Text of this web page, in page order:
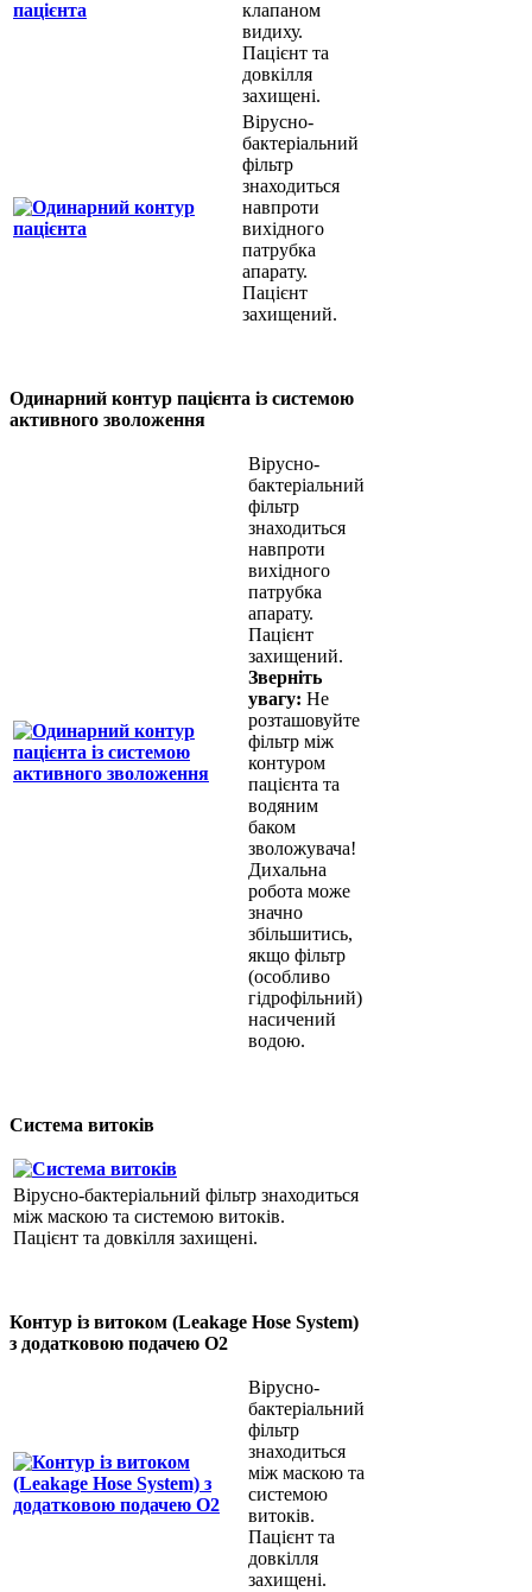
клапаном
видиху.
Пацієнт та
довкілля
захищені.
Вірусно-
бактеріальний
фільтр
знаходиться
навпроти
вихідного
патрубка
апарату.
Пацієнт
захищений.
Одинарний контур пацієнта із системою
активного зволоження
Вірусно-
бактеріальний
фільтр
знаходиться
навпроти
вихідного
патрубка
апарату.
Пацієнт
захищений.
Зверніть
увагу: Не
розташовуйте
фільтр між
контуром
пацієнта та
водяним
баком
зволожувача!
Дихальна
робота може
значно
збільшитись,
якщо фільтр
(особливо
гідрофільний)
насичений
водою.
Система витоків
Вірусно-бактеріальний фільтр знаходиться
між маскою та системою витоків.
Пацієнт та довкілля захищені.
Контур із витоком (Leakage Hose System)
з додатковою подачею О2
Вірусно-
бактеріальний
фільтр
знаходиться
між маскою та
системою
витоків.
Пацієнт та
довкілля
захищені.